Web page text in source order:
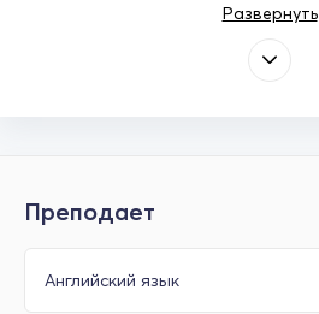
Развернуть
Преподает